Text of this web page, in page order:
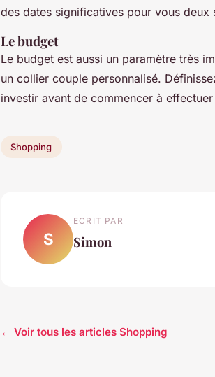
des dates significatives pour vous
Le budget
Le budget est aussi un paramètre très
un collier couple personnalisé.
investir avant de commencer à
Shopping
S
ECRIT PAR
Simon
← Voir tous les articles Shopping